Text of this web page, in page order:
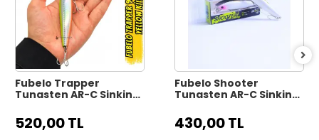
Fubelo Trapper
Tungsten AR-C Sinking
- Yellow Killer
520,00 TL
Fubelo Shooter
Tungsten AR-C Sinking
Mor Kafa
430,00 TL